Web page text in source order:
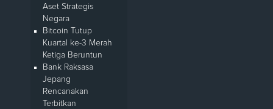
Aset Strategis
Negara
Bitcoin Tutup
Kuartal ke-3 Merah
Ketiga Beruntun
Bank Raksasa
Jepang
Rencanakan
Terbitkan